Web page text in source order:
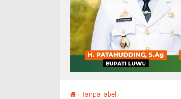
›Tanpa label ›